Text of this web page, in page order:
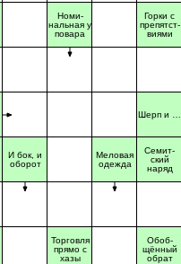
И бок, и
оборот
Номи-
нальная у
повара
Торговля
прямо с
хазы
Меловая
одежда
Горки с
препятст-
виями
Шерп и …
Семит-
ский
наряд
Обоб-
щённый
обрат